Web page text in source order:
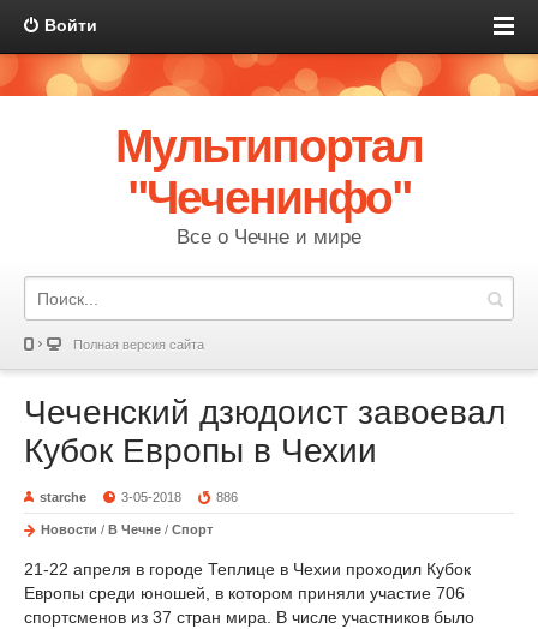
Войти
Мультипортал
"Чеченинфо"
Все о Чечне и мире
Полная версия сайта
Чеченский дзюдоист завоевал
Кубок Европы в Чехии
starche 3-05-2018 886
Новости / В Чечне / Спорт
21-22 апреля в городе Теплице в Чехии проходил Кубок
Европы среди юношей, в котором приняли участие 706
спортсменов из 37 стран мира. В числе участников было